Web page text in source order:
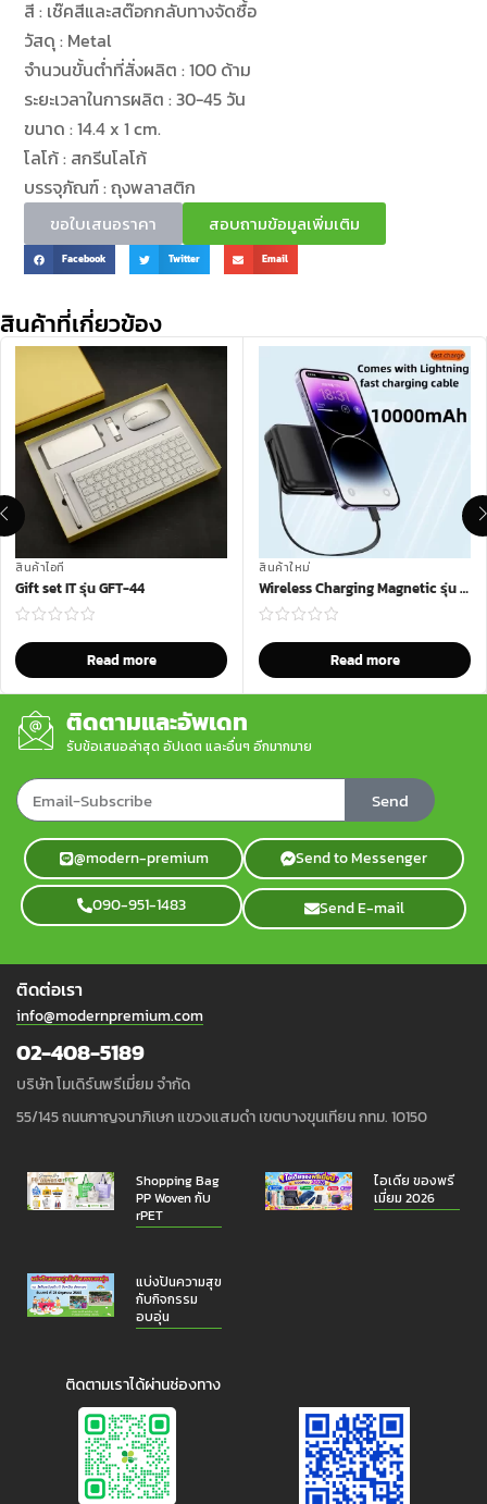
สี : เช๊คสีและสต๊อกกลับทางจัดซื้อ
วัสดุ : Metal
จำนวนขั้นต่ำที่สั่งผลิต : 100 ด้าม
ระยะเวลาในการผลิต : 30-45 วัน
ขนาด : 14.4 x 1 cm.
โลโก้ : สกรีนโลโก้
บรรจุภัณฑ์ : ถุงพลาสติก
ขอใบเสนอราคา สอบถามข้อมูลเพิ่มเติม
Facebook Twitter Email
สินค้าที่เกี่ยวข้อง
สินค้าไอที
Gift set IT รุ่น GFT-44
Read more
สินค้าใหม่
Wireless Charging Magnetic รุ่น WCM-F16
Read more
ติดตามและอัพเดท
รับข้อเสนอล่าสุด อัปเดต และอื่นๆ อีกมากมาย
Send
@modern-premium Send to Messenger
090-951-1483 Send E-mail
ติดต่อเรา
info@modernpremium.com
02-408-5189
บริษัท โมเดิร์นพรีเมี่ยม จำกัด
55/145 ถนนกาญจนาภิเษก แขวงแสมดำ เขตบางขุนเทียน กทม. 10150
Shopping Bag
PP Woven กับ
rPET
ไอเดีย ของพรี
เมี่ยม 2026
แบ่งปันความสุข
กับกิจกรรม
อบอุ่น
ติดตามเราได้ผ่านช่องทาง